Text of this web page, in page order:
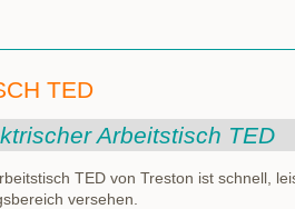
TED
Arbeitstisch TED
TED von Treston ist schnell,
versehen.